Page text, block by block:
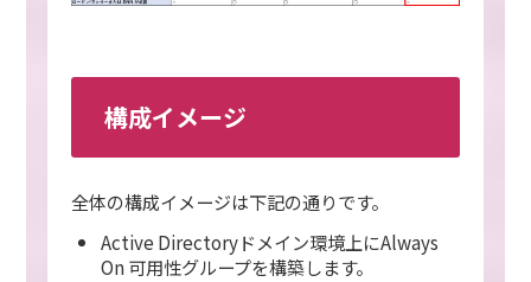
構成イメージ
全体の構成イメージは下記の通りです。
Active Directoryドメイン環境上にAlways
On 可用性グループを構築します。